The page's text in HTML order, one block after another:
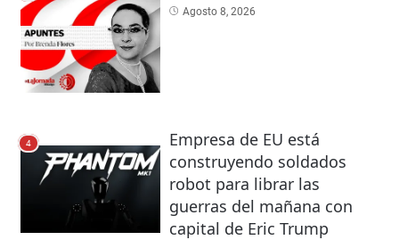
Agosto 8, 2026
4
Empresa de EU está
construyendo soldados
robot para librar las
guerras del mañana con
capital de Eric Trump